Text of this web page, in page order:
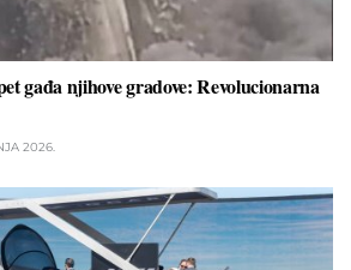
gađa njihove gradove: Revolucionarna
2026.